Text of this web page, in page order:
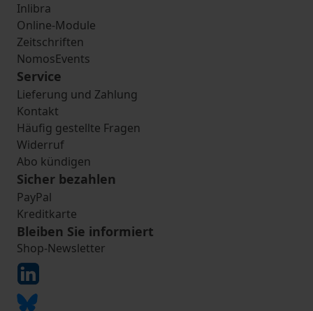
Inlibra
Online-Module
Zeitschriften
NomosEvents
Service
Lieferung und Zahlung
Kontakt
Häufig gestellte Fragen
Widerruf
Abo kündigen
Sicher bezahlen
PayPal
Kreditkarte
Bleiben Sie informiert
Shop-Newsletter